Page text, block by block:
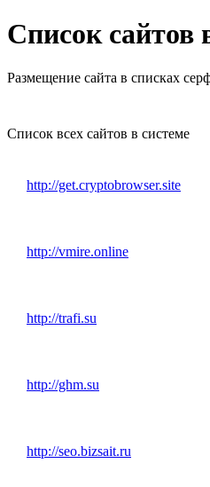
Список сайтов
Размещение сайта в списках
Список всех сайтов в системе
http://get.cryptobrowser.site
http://vmire.online
http://trafi.su
http://ghm.su
http://seo.bizsait.ru